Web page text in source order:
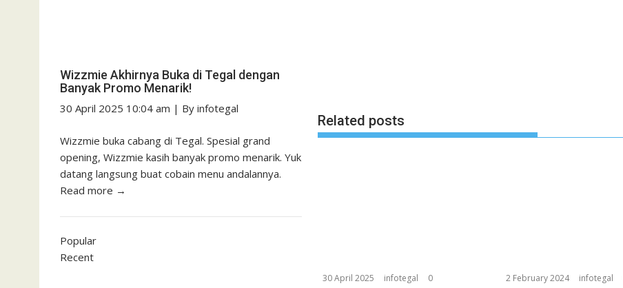
Related posts
30 April 2025 infotegal 0 2 February 2024 infotegal
Wizzmie Akhirnya Buka di Tegal dengan
Banyak Promo Menarik!
30 April 2025 10:04 am | By infotegal
Wizzmie buka cabang di Tegal. Spesial grand
opening, Wizzmie kasih banyak promo menarik. Yuk
datang langsung buat cobain menu andalannya.
Read more →
Popular
Recent